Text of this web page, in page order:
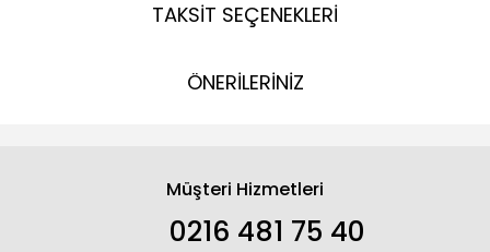
TAKSİT SEÇENEKLERİ
ÖNERİLERİNİZ
Müşteri Hizmetleri
0216 481 75 40